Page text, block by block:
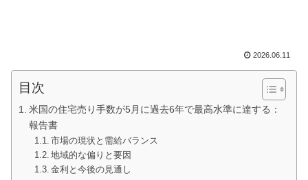
2026.06.11
目次
米国の住宅売り手数が5月に過去6年で最高水準に達する：
報告書
市場の現状と需給バランス
地域的な偏りと要因
金利と今後の見通し